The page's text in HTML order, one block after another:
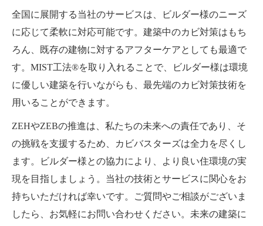
全国に展開する当社のサービスは、ビルダー様のニーズ
に応じて柔軟に対応可能です。建築中のカビ対策はもち
ろん、既存の建物に対するアフターケアとしても最適で
す。MIST工法®を取り入れることで、ビルダー様は環境
に優しい建築を行いながらも、最先端のカビ対策技術を
用いることができます。
ZEHやZEBの推進は、私たちの未来への責任であり、そ
の挑戦を支援するため、カビバスターズは全力を尽くし
ます。ビルダー様との協力により、より良い住環境の実
現を目指しましょう。当社の技術とサービスに関心をお
持ちいただければ幸いです。ご質問やご相談がございま
したら、お気軽にお問い合わせください。未来の建築に